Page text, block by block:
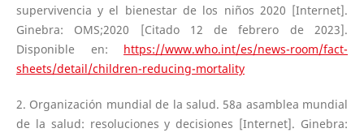
supervivencia y el bienestar de los niños 2020 [Internet].
Ginebra: OMS;2020 [Citado 12 de febrero de 2023].
Disponible en: https://www.who.int/es/news-room/fact-
sheets/detail/children-reducing-mortality
2. Organización mundial de la salud. 58a asamblea mundial
de la salud: resoluciones y decisiones [Internet]. Ginebra: